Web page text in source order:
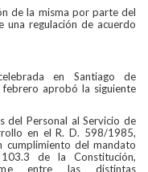
de la misma por parte del
regulación de acuerdo
en Santiago de
aprobó la siguiente
del Personal al Servicio de
en el R. D. 598/1985,
del mandato
de la Constitución,
entre las distintas